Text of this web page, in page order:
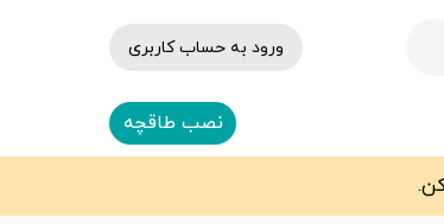
ورود به حساب کاربری
نصب طاقچه